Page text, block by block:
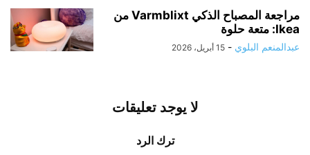
مراجعة المصباح الذكي Varmblixt من
Ikea: متعة حلوة
عبدالمنعم البلوي - 15 أبريل، 2026
لا يوجد تعليقات
ترك الرد